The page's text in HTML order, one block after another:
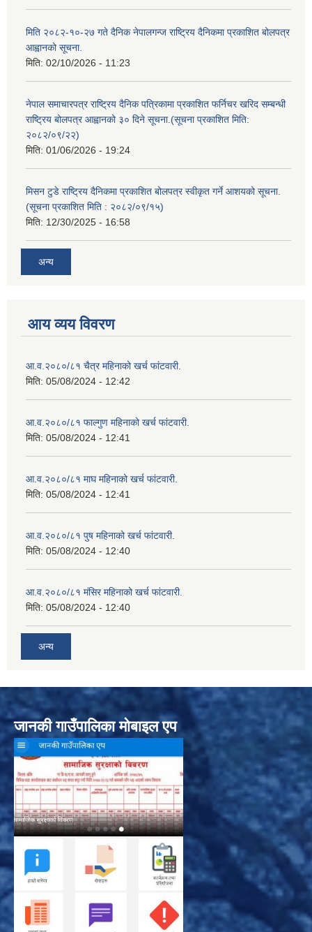
मिति २०८२-१०-२७ गते दैनिक नेपालगन्ज राष्ट्रिय दैनिकमा प्रकाशित बोलपत्र
आह्वानको सूचना.
मिति: 02/10/2026 - 11:23
नेपाल समाचारपत्र राष्ट्रिय दैनिक पत्रिकामा प्रकाशित फर्निचर खरिद सम्बन्धी
राष्ट्रिय बोलपत्र आह्वानको ३० दिने सूचना.(सूचना प्रकाशित मिति:
२०८२/०९/२२)
मिति: 01/06/2026 - 19:24
मिसन टुडे राष्ट्रिय दैनिकमा प्रकाशित बोलपत्र स्वीकृत गर्ने आशयको सूचना.
(सूचना प्रकाशित मिति : २०८२/०९/१५)
मिति: 12/30/2025 - 16:58
अन्य
आय व्यय विवरण
आ.व.२०८०/८१ चैत्र महिनाको खर्च फांटवारी.
मिति: 05/08/2024 - 12:42
आ.व.२०८०/८१ फाल्गुण महिनाको खर्च फांटवारी.
मिति: 05/08/2024 - 12:41
आ.व.२०८०/८१ माघ महिनाको खर्च फांटवारी.
मिति: 05/08/2024 - 12:41
आ.व.२०८०/८१ पुष महिनाको खर्च फांटवारी.
मिति: 05/08/2024 - 12:40
आ.व.२०८०/८१ मंसिर महिनाको खर्च फांटवारी.
मिति: 05/08/2024 - 12:40
अन्य
जानकी गाउँपालिका मोबाइल एप